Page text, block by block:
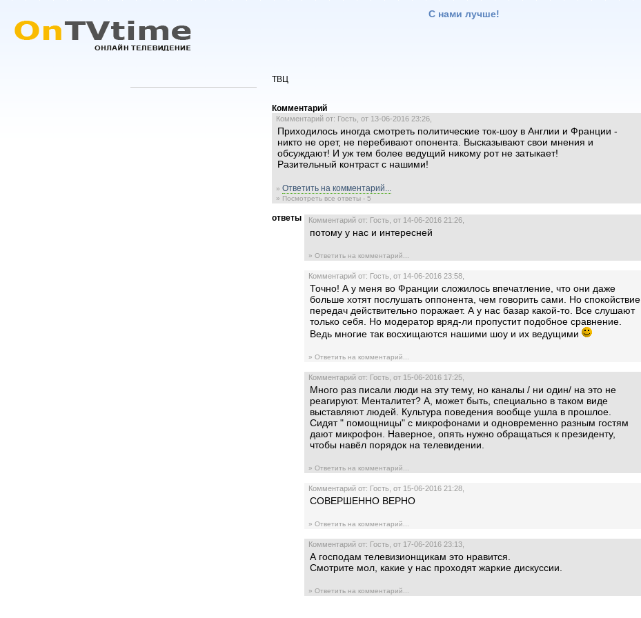
С нами лучше!
ТВЦ
Комментарий
Комментарий от: Гость, от 13-06-2016 23:26,
Приходилось иногда смотреть политические ток-шоу в Англии и Франции -
никто не орет, не перебивают опонента. Высказывают свои мнения и
обсуждают! И уж тем более ведущий никому рот не затыкает!
Разительный контраст с нашими!
» Ответить на комментарий...
» Посмотреть все ответы - 5
ответы Комментарий от: Гость, от 14-06-2016 21:26,
потому у нас и интересней
» Ответить на комментарий...
Комментарий от: Гость, от 14-06-2016 23:58,
Точно! А у меня во Франции сложилось впечатление, что они даже
больше хотят послушать оппонента, чем говорить сами. Но спокойствие
передач действительно поражает. А у нас базар какой-то. Все слушают
только себя. Но модератор вряд-ли пропустит подобное сравнение.
Ведь многие так восхищаются нашими шоу и их ведущими
» Ответить на комментарий...
Комментарий от: Гость, от 15-06-2016 17:25,
Много раз писали люди на эту тему, но каналы / ни один/ на это не
реагируют. Менталитет? А, может быть, специально в таком виде
выставляют людей. Культура поведения вообще ушла в прошлое.
Сидят " помощницы" с микрофонами и одновременно разным гостям
дают микрофон. Наверное, опять нужно обращаться к президенту,
чтобы навёл порядок на телевидении.
» Ответить на комментарий...
Комментарий от: Гость, от 15-06-2016 21:28,
СОВЕРШЕННО ВЕРНО
» Ответить на комментарий...
Комментарий от: Гость, от 17-06-2016 23:13,
А господам телевизионщикам это нравится.
Смотрите мол, какие у нас проходят жаркие дискуссии.
» Ответить на комментарий...